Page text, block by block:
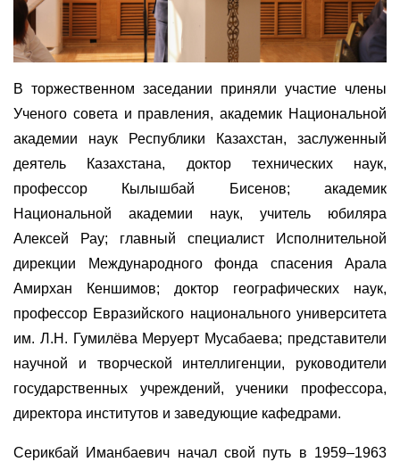
В торжественном заседании приняли участие члены
Ученого совета и правления, академик Национальной
академии наук Республики Казахстан, заслуженный
деятель Казахстана, доктор технических наук,
профессор Кылышбай Бисенов; академик
Национальной академии наук, учитель юбиляра
Алексей Рау; главный специалист Исполнительной
дирекции Международного фонда спасения Арала
Амирхан Кеншимов; доктор географических наук,
профессор Евразийского национального университета
им. Л.Н. Гумилёва Меруерт Мусабаева; представители
научной и творческой интеллигенции, руководители
государственных учреждений, ученики профессора,
директора институтов и заведующие кафедрами.
Серикбай Иманбаевич начал свой путь в 1959–1963